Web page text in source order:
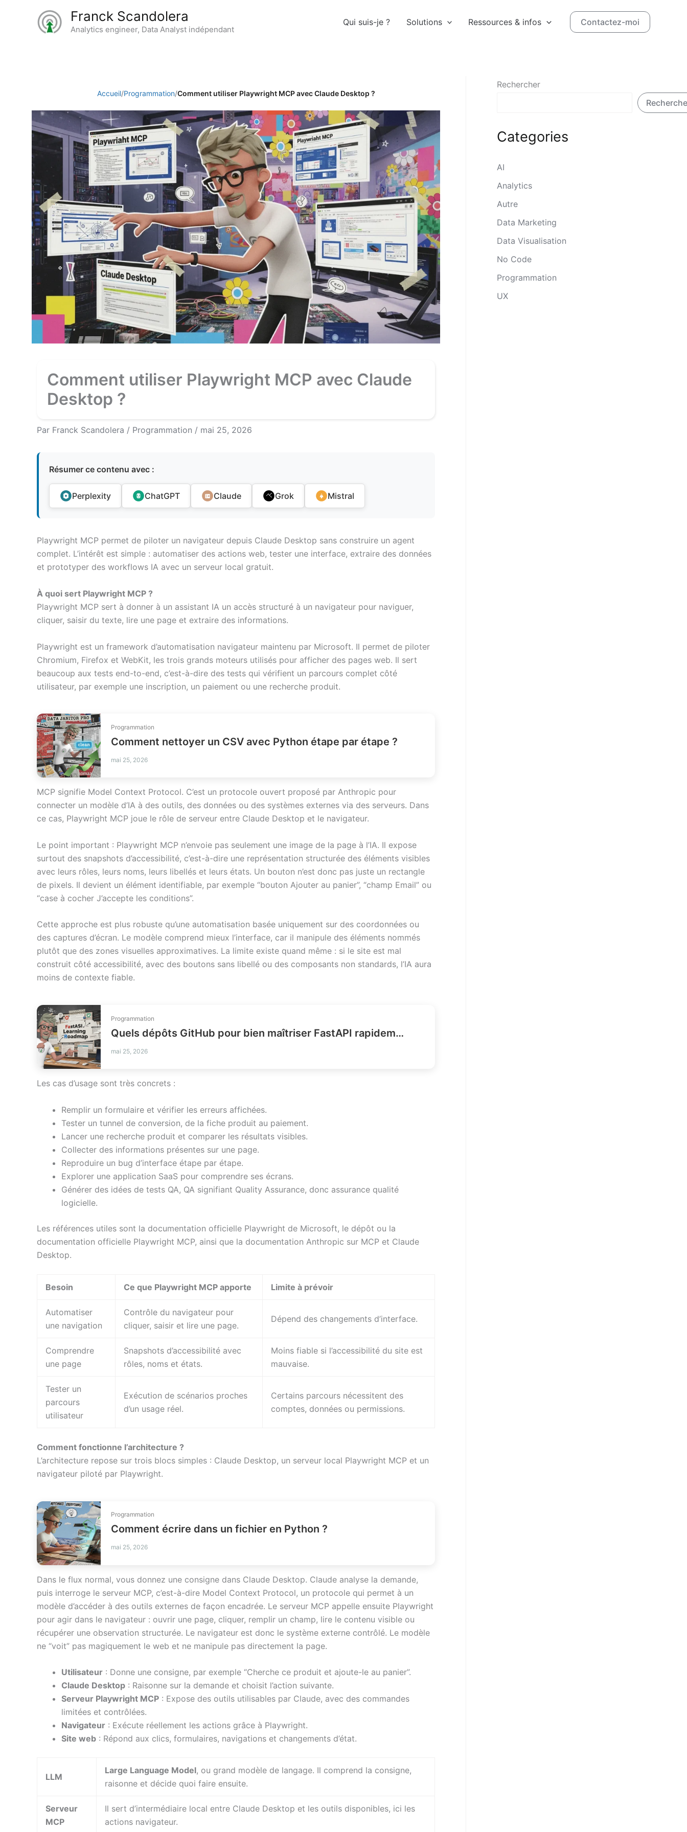
Franck Scandolera
Analytics engineer, Data Analyst indépendant
Qui suis-je ? Solutions Ressources & infos Contactez-moi
Accueil/Programmation/Comment utiliser Playwright MCP avec Claude Desktop ?
Comment utiliser Playwright MCP avec Claude
Desktop ?
Par Franck Scandolera / Programmation / mai 25, 2026
Résumer ce contenu avec :
Perplexity ChatGPT Claude Grok Mistral
Playwright MCP permet de piloter un navigateur depuis Claude Desktop sans construire un agent
complet. L’intérêt est simple : automatiser des actions web, tester une interface, extraire des données
et prototyper des workflows IA avec un serveur local gratuit.
À quoi sert Playwright MCP ?
Playwright MCP sert à donner à un assistant IA un accès structuré à un navigateur pour naviguer,
cliquer, saisir du texte, lire une page et extraire des informations.
Playwright est un framework d’automatisation navigateur maintenu par Microsoft. Il permet de piloter
Chromium, Firefox et WebKit, les trois grands moteurs utilisés pour afficher des pages web. Il sert
beaucoup aux tests end-to-end, c’est-à-dire des tests qui vérifient un parcours complet côté
utilisateur, par exemple une inscription, un paiement ou une recherche produit.
Programmation
Comment nettoyer un CSV avec Python étape par étape ?
mai 25, 2026
MCP signifie Model Context Protocol. C’est un protocole ouvert proposé par Anthropic pour
connecter un modèle d’IA à des outils, des données ou des systèmes externes via des serveurs. Dans
ce cas, Playwright MCP joue le rôle de serveur entre Claude Desktop et le navigateur.
Le point important : Playwright MCP n’envoie pas seulement une image de la page à l’IA. Il expose
surtout des snapshots d’accessibilité, c’est-à-dire une représentation structurée des éléments visibles
avec leurs rôles, leurs noms, leurs libellés et leurs états. Un bouton n’est donc pas juste un rectangle
de pixels. Il devient un élément identifiable, par exemple “bouton Ajouter au panier”, “champ Email” ou
“case à cocher J’accepte les conditions”.
Cette approche est plus robuste qu’une automatisation basée uniquement sur des coordonnées ou
des captures d’écran. Le modèle comprend mieux l’interface, car il manipule des éléments nommés
plutôt que des zones visuelles approximatives. La limite existe quand même : si le site est mal
construit côté accessibilité, avec des boutons sans libellé ou des composants non standards, l’IA aura
moins de contexte fiable.
Programmation
Quels dépôts GitHub pour bien maîtriser FastAPI rapidement ?
mai 25, 2026
Les cas d’usage sont très concrets :
Remplir un formulaire et vérifier les erreurs affichées.
Tester un tunnel de conversion, de la fiche produit au paiement.
Lancer une recherche produit et comparer les résultats visibles.
Collecter des informations présentes sur une page.
Reproduire un bug d’interface étape par étape.
Explorer une application SaaS pour comprendre ses écrans.
Générer des idées de tests QA, QA signifiant Quality Assurance, donc assurance qualité
logicielle.
Les références utiles sont la documentation officielle Playwright de Microsoft, le dépôt ou la
documentation officielle Playwright MCP, ainsi que la documentation Anthropic sur MCP et Claude
Desktop.
Besoin Ce que Playwright MCP apporte Limite à prévoir
Automatiser
une navigation
Contrôle du navigateur pour
cliquer, saisir et lire une page.
Dépend des changements d’interface.
Comprendre
une page
Snapshots d’accessibilité avec
rôles, noms et états.
Moins fiable si l’accessibilité du site est
mauvaise.
Tester un
parcours
utilisateur
Exécution de scénarios proches
d’un usage réel.
Certains parcours nécessitent des
comptes, données ou permissions.
Comment fonctionne l’architecture ?
L’architecture repose sur trois blocs simples : Claude Desktop, un serveur local Playwright MCP et un
navigateur piloté par Playwright.
Programmation
Comment écrire dans un fichier en Python ?
mai 25, 2026
Dans le flux normal, vous donnez une consigne dans Claude Desktop. Claude analyse la demande,
puis interroge le serveur MCP, c’est-à-dire Model Context Protocol, un protocole qui permet à un
modèle d’accéder à des outils externes de façon encadrée. Le serveur MCP appelle ensuite Playwright
pour agir dans le navigateur : ouvrir une page, cliquer, remplir un champ, lire le contenu visible ou
récupérer une observation structurée. Le navigateur est donc le système externe contrôlé. Le modèle
ne “voit” pas magiquement le web et ne manipule pas directement la page.
Utilisateur : Donne une consigne, par exemple “Cherche ce produit et ajoute-le au panier”.
Claude Desktop : Raisonne sur la demande et choisit l’action suivante.
Serveur Playwright MCP : Expose des outils utilisables par Claude, avec des commandes
limitées et contrôlées.
Navigateur : Exécute réellement les actions grâce à Playwright.
Site web : Répond aux clics, formulaires, navigations et changements d’état.
LLM
Large Language Model, ou grand modèle de langage. Il comprend la consigne,
raisonne et décide quoi faire ensuite.
Serveur
MCP
Il sert d’intermédiaire local entre Claude Desktop et les outils disponibles, ici les
actions navigateur.
Rechercher
Categories
AI
Analytics
Autre
Data Marketing
Data Visualisation
No Code
Programmation
UX